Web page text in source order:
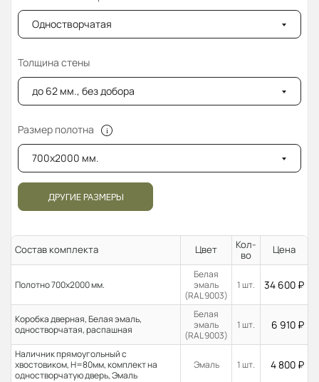
Одностворчатая
Толщина стены
до 62 мм., без добора
Размер полотна
700x2000 мм.
ДРУГИЕ РАЗМЕРЫ
Состав комплекта Цвет
Кол-
во
Цена
Полотно 700x2000 мм.
Белая
эмаль
(RAL 9003)
1 шт. 34 600 ₽
Коробка дверная, Белая эмаль,
одностворчатая, распашная
Белая
эмаль
(RAL 9003)
1 шт. 6 910 ₽
Наличник прямоугольный с
хвостовиком, H=80мм, комплект на
одностворчатую дверь, Эмаль
Эмаль 1 шт. 4 800 ₽